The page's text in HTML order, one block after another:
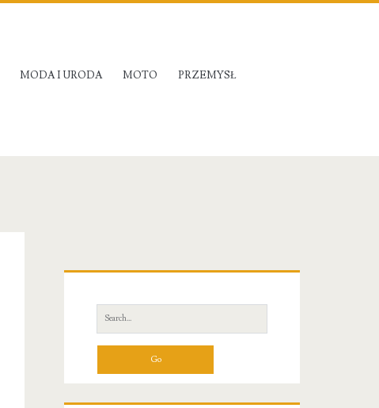
MODA I URODA MOTO PRZEMYSŁ
Sidebar
Search
for: